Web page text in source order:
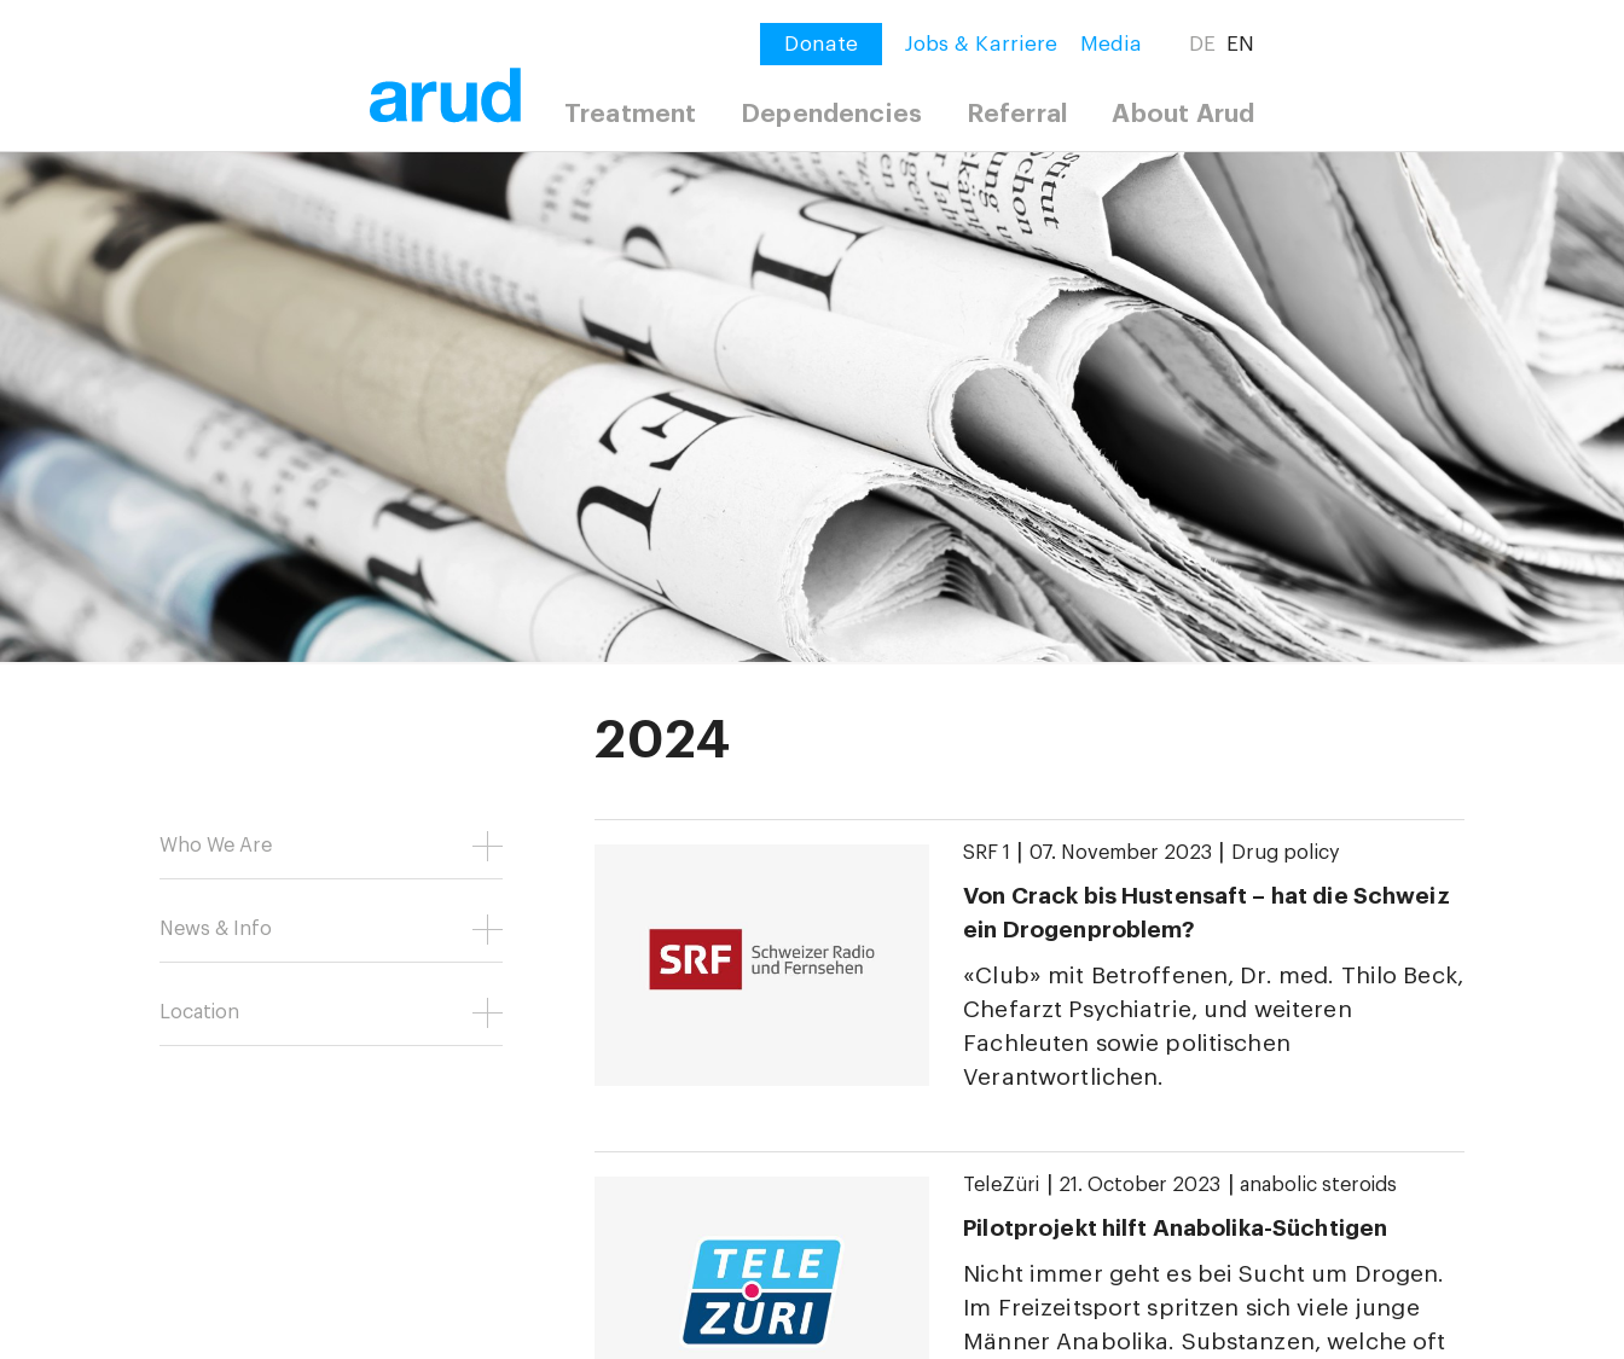
Donate Jobs & Karriere Media DE EN
Treatment Dependencies Referral About Arud
2024
Who We Are
News & Info
Location
SRF 1 07. November 2023 Drug policy
Von Crack bis Hustensaft – hat die Schweiz
ein Drogenproblem?
«Club» mit Betroffenen, Dr. med. Thilo Beck,
Chefarzt Psychiatrie, und weiteren
Fachleuten sowie politischen
Verantwortlichen.
TeleZüri 21. October 2023 anabolic steroids
Pilotprojekt hilft Anabolika-Süchtigen
Nicht immer geht es bei Sucht um Drogen.
Im Freizeitsport spritzen sich viele junge
Männer Anabolika. Substanzen, welche oft